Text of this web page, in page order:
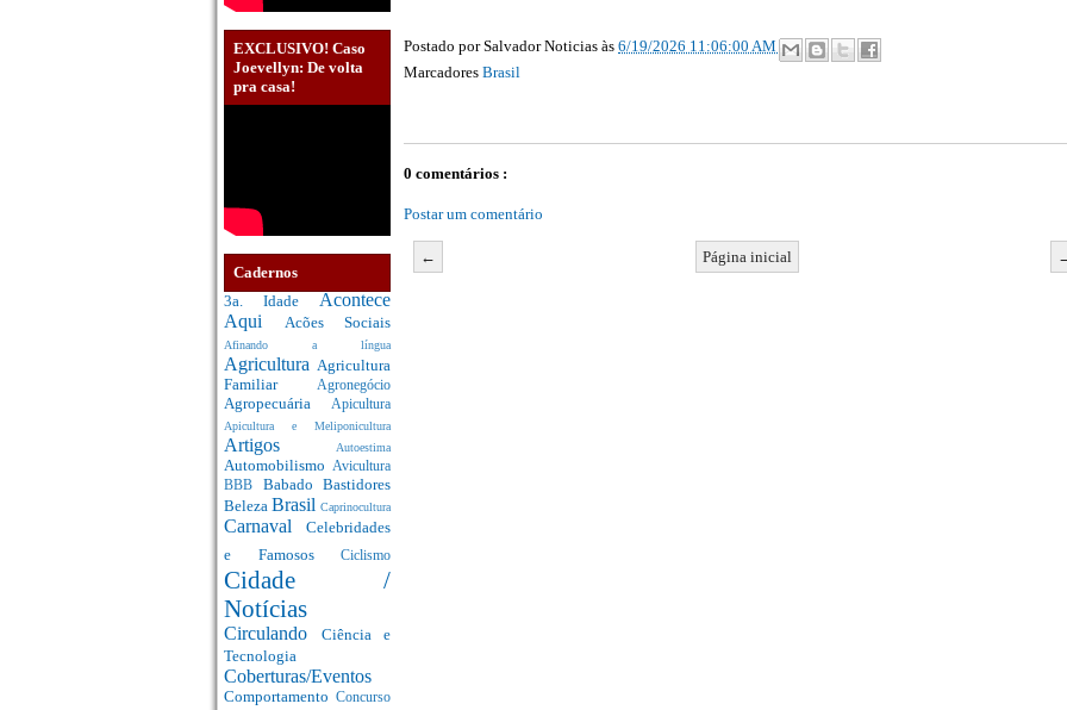
EXCLUSIVO! Caso
Joevellyn: De volta
pra casa!
Cadernos
3a. Idade Acontece
Aqui Acões Sociais
Afinando a língua
Agricultura Agricultura
Familiar Agronegócio
Agropecuária Apicultura
Apicultura e Meliponicultura
Artigos Autoestima
Automobilismo Avicultura
BBB Babado Bastidores
Beleza Brasil Caprinocultura
Carnaval Celebridades
e Famosos Ciclismo
Cidade /
Notícias
Circulando Ciência e
Tecnologia
Coberturas/Eventos
Comportamento Concurso
Postado porSalvador Noticias às 6/19/2026 11:06:00 AM
Marcadores Brasil
0 comentários :
Postar um comentário
← Página inicial